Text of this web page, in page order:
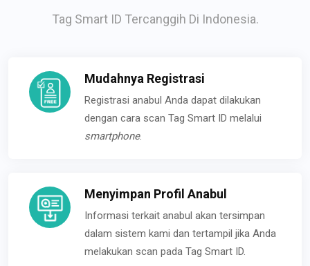
Tag Smart ID Tercanggih Di Indonesia.
Mudahnya Registrasi
Registrasi anabul Anda dapat dilakukan
dengan cara scan Tag Smart ID melalui
smartphone.
Menyimpan Profil Anabul
Informasi terkait anabul akan tersimpan
dalam sistem kami dan tertampil jika Anda
melakukan scan pada Tag Smart ID.